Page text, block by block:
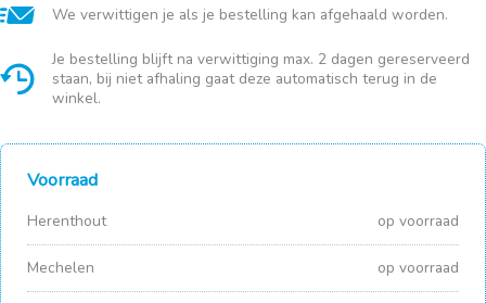
aantal
We verwittigen je als je bestelling kan afgehaald worden.
Je bestelling blijft na verwittiging max. 2 dagen gereserveerd
staan, bij niet afhaling gaat deze automatisch terug in de
winkel.
Voorraad
Herenthout op voorraad
Mechelen op voorraad